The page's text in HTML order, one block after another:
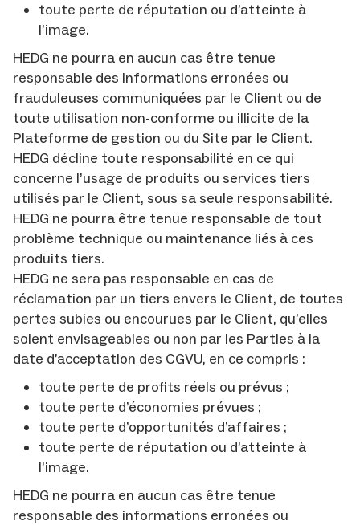
toute perte de réputation ou d’atteinte à
l’image.
HEDG ne pourra en aucun cas être tenue
responsable des informations erronées ou
frauduleuses communiquées par le Client ou de
toute utilisation non-conforme ou illicite de la
Plateforme de gestion ou du Site par le Client.
HEDG décline toute responsabilité en ce qui
concerne l’usage de produits ou services tiers
utilisés par le Client, sous sa seule responsabilité.
HEDG ne pourra être tenue responsable de tout
problème technique ou maintenance liés à ces
produits tiers.
HEDG ne sera pas responsable en cas de
réclamation par un tiers envers le Client, de toutes
pertes subies ou encourues par le Client, qu’elles
soient envisageables ou non par les Parties à la
date d’acceptation des CGVU, en ce compris :
toute perte de profits réels ou prévus ;
toute perte d’économies prévues ;
toute perte d’opportunités d’affaires ;
toute perte de réputation ou d’atteinte à
l’image.
HEDG ne pourra en aucun cas être tenue
responsable des informations erronées ou